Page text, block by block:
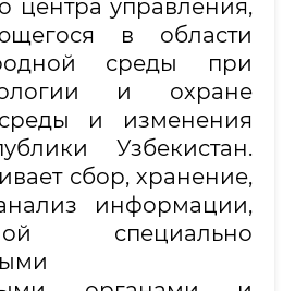
центра управления,
в области
среды при
и охране
и изменения
Узбекистан.
сбор, хранение,
информации,
специально